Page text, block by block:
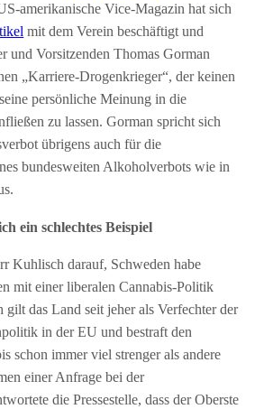
amerikanische Vice-Magazin hat sich
mit dem Verein beschäftigt und
und Vorsitzenden Thomas Gorman
„Karriere-Drogenkrieger“, der keinen
persönliche Meinung in die
zu lassen. Gorman spricht sich
übrigens auch für die
bundesweiten Alkoholverbots wie in
ein schlechtes Beispiel
Kuhlisch darauf, Schweden habe
mit einer liberalen Cannabis-Politik
gilt das Land seit jeher als Verfechter der
in der EU und bestraft den
schon immer viel strenger als andere
einer Anfrage bei der
die Pressestelle, dass der Oberste